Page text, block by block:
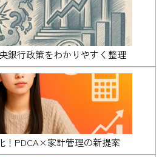
銀行政策をわかりやすく整理
！PDCA×家計管理の新提案